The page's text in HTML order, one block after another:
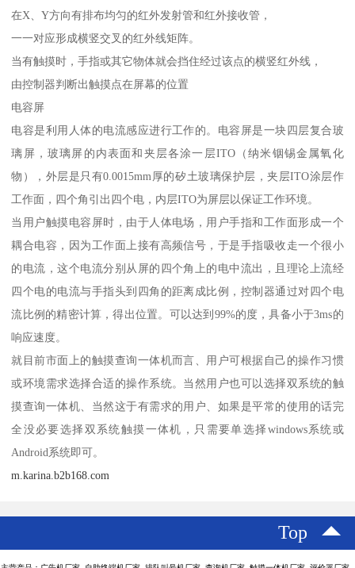
在X、Y方向有排布均匀的红外发射管和红外接收管，
一一对应形成横竖交叉的红外线矩阵。
当有触摸时，手指或其它物体就会挡住经过该点的横竖红外线，
由控制器判断出触摸点在屏幕的位置
电容屏
电容是利用人体的电流感应进行工作的。电容屏是一块四层复合玻
璃屏，玻璃屏的内表面和夹层各涂一层ITO（纳米铟锡金属氧化
物），外层是只有0.0015mm厚的矽土玻璃保护层，夹层ITO涂层作
工作面，四个角引出四个电，内层ITO为屏层以保证工作环境。
当用户触摸电容屏时，由于人体电场，用户手指和工作面形成一个
耦合电容，因为工作面上接有高频信号，于是手指吸收走一个很小
的电流，这个电流分别从屏的四个角上的电中流出，且理论上流经
四个电的电流与手指头到四角的距离成比例，控制器通过对四个电
流比例的精密计算，得出位置。可以达到99%的度，具备小于3ms的
响应速度。
就目前市面上的触摸查询一体机而言、用户可根据自己的操作习惯
或环境需求选择合适的操作系统。当然用户也可以选择双系统的触
摸查询一体机、当然这于有需求的用户、如果是平常的使用的话完
全没必要选择双系统触摸一体机，只需要单选择windows系统或
Android系统即可。
m.karina.b2b168.com
Top